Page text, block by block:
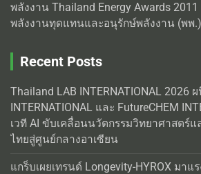
พลังงาน Thailand Energy Awards
พลังงานทุดแทนและอนุรักษ์พลังงาน (พพ
Recent Posts
Thailand LAB INTERNATIONAL 2026
INTERNATIONAL และ FutureCHEM
เวที AI ขับเคลื่อนนวัตกรรมวิทยาศาสตร์
ไทยสู่ศูนย์กลางอาเซียน
แกร็บเผยเทรนด์ Longevity-HYROX มาแ